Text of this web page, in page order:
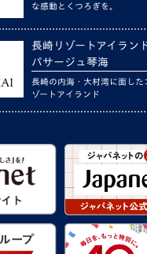
な感動とくつろぎを。
長崎リゾートアイラン
パサージュ琴海
長崎の内海・大村湾に面した
ゾートアイランド